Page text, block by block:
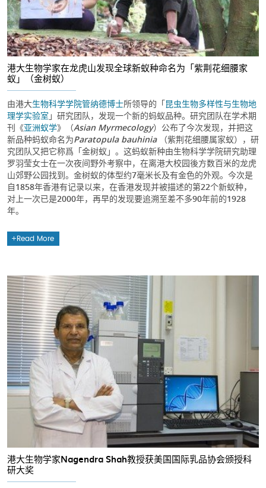
港大生物学家在龙虎山发现全球新蚁种命名为「紫荆花细腰家
蚁」（金树蚁）
由港大生物科学学院管纳德博士所领导的「昆虫生物多样性与生物地
理学实验室 」研究团队，发现一个新的蚂蚁品种。研究团队在学术期
刊《亚洲蚁学》（Asian Myrmecology）公布了今次发现，并把这
新品种蚂蚁命名为Paratopula bauhinia（紫荆花细腰属家蚁），研
究团队又把它称爲「金树蚁」。这蚂蚁新种由生物科学学院研究助理
罗羽莹女士在一次夜间野外考察中，在离港大校园後方数百米的龙虎
山郊野公园找到。金树蚁的体型约7毫米长及有金色的外观。今次是
自1858年香港有记录以来，在香港发现并被描述的第22个新蚁种，
对上一次已是2000年，再早的发现要追溯至差不多90年前的1928
年。
Read More
港大生物学家Nagendra Shah教授获美国国际乳品协会颁授科
研大奖